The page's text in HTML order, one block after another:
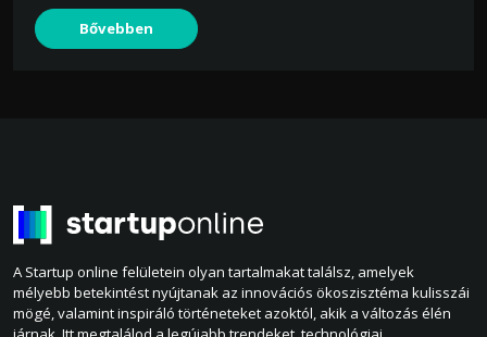
Bővebben
A Startup online felületein olyan tartalmakat találsz, amelyek
mélyebb betekintést nyújtanak az innovációs ökoszisztéma kulisszái
mögé, valamint inspiráló történeteket azoktól, akik a változás élén